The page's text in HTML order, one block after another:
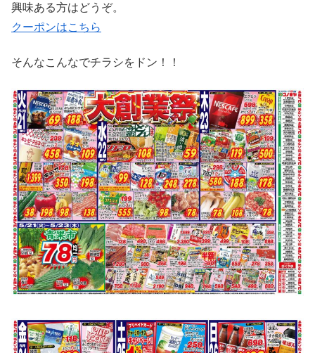
興味ある方はどうぞ。
クーポンはこちら
そんなこんなでチラシをドン！！